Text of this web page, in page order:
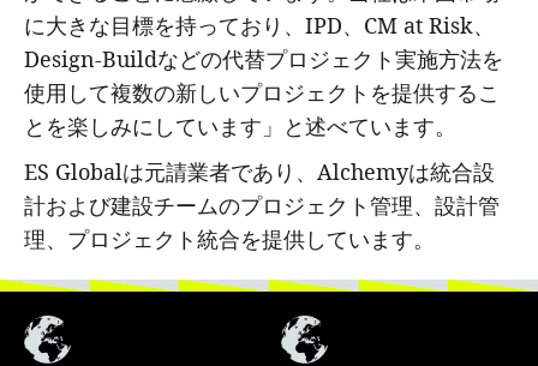
に大きな目標を持っており、IPD、CM at Risk、
Design-Buildなどの代替プロジェクト実施方法を
使用して複数の新しいプロジェクトを提供するこ
とを楽しみにしています」と述べています。
ES Globalは元請業者であり、Alchemyは統合設
計および建設チームのプロジェクト管理、設計管
理、プロジェクト統合を提供しています。